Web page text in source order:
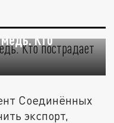
Кто
Соединённых
экспорт,